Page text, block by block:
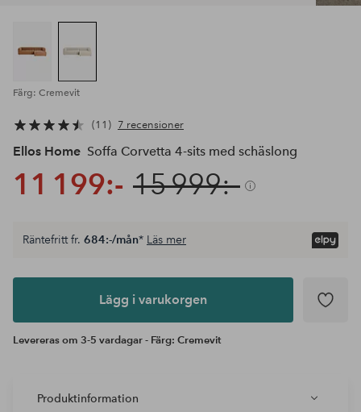
Färg: Cremevit
11 7 recensioner
Ellos Home Soffa Corvetta 4-sits med schäslong
11 199:- 15 999:-
Lägg i
Räntefritt fr. 684:-/mån* Läs mer
Lägg i varukorgen
Levereras om 3-5 vardagar - Färg: Cremevit
Produktinformation